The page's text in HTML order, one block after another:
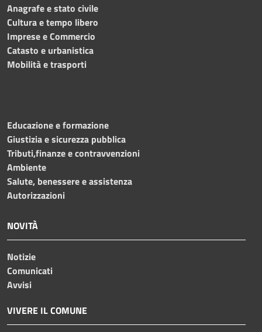
Anagrafe e stato civile
Cultura e tempo libero
Imprese e Commercio
Catasto e urbanistica
Mobilità e trasporti
Educazione e formazione
Giustizia e sicurezza pubblica
Tributi,finanze e contravvenzioni
Ambiente
Salute, benessere e assistenza
Autorizzazioni
NOVITÀ
Notizie
Comunicati
Avvisi
VIVERE IL COMUNE